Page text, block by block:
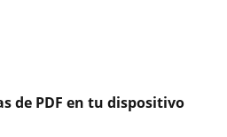
de PDF en tu dispositivo